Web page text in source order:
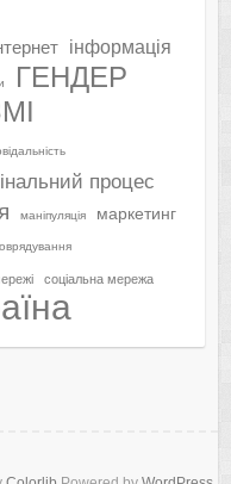
інформація
ГЕНДЕР
процес
маніпуляція маркетинг
соціальна мережа